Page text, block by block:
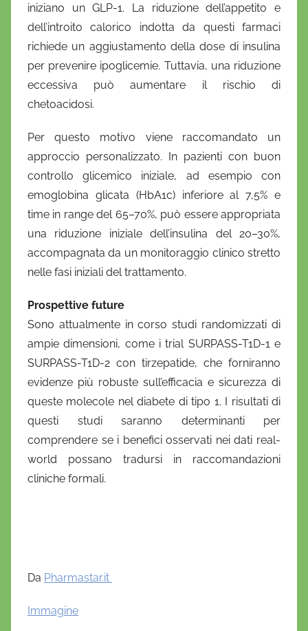
iniziano un GLP-1. La riduzione dell’appetito e
dell’introito calorico indotta da questi farmaci
richiede un aggiustamento della dose di insulina
per prevenire ipoglicemie. Tuttavia, una riduzione
eccessiva può aumentare il rischio di
chetoacidosi.
Per questo motivo viene raccomandato un
approccio personalizzato. In pazienti con buon
controllo glicemico iniziale, ad esempio con
emoglobina glicata (HbA1c) inferiore al 7,5% e
time in range del 65–70%, può essere appropriata
una riduzione iniziale dell’insulina del 20–30%,
accompagnata da un monitoraggio clinico stretto
nelle fasi iniziali del trattamento.
Prospettive future
Sono attualmente in corso studi randomizzati di
ampie dimensioni, come i trial SURPASS-T1D-1 e
SURPASS-T1D-2 con tirzepatide, che forniranno
evidenze più robuste sull’efficacia e sicurezza di
queste molecole nel diabete di tipo 1. I risultati di
questi studi saranno determinanti per
comprendere se i benefici osservati nei dati real-
world possano tradursi in raccomandazioni
cliniche formali.
Da Pharmastar.it
Immagine